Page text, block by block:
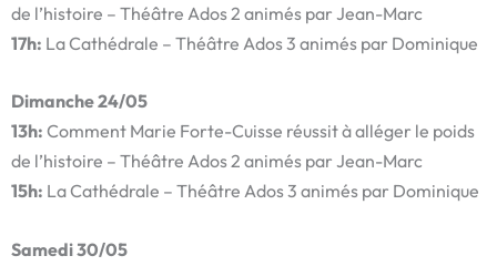
de l’histoire – Théâtre Ados 2 animés par Jean-Marc
17h: La Cathédrale – Théâtre Ados 3 animés par Dominique
Dimanche 24/05
13h: Comment Marie Forte-Cuisse réussit à alléger le poids
de l’histoire – Théâtre Ados 2 animés par Jean-Marc
15h: La Cathédrale – Théâtre Ados 3 animés par Dominique
Samedi 30/05